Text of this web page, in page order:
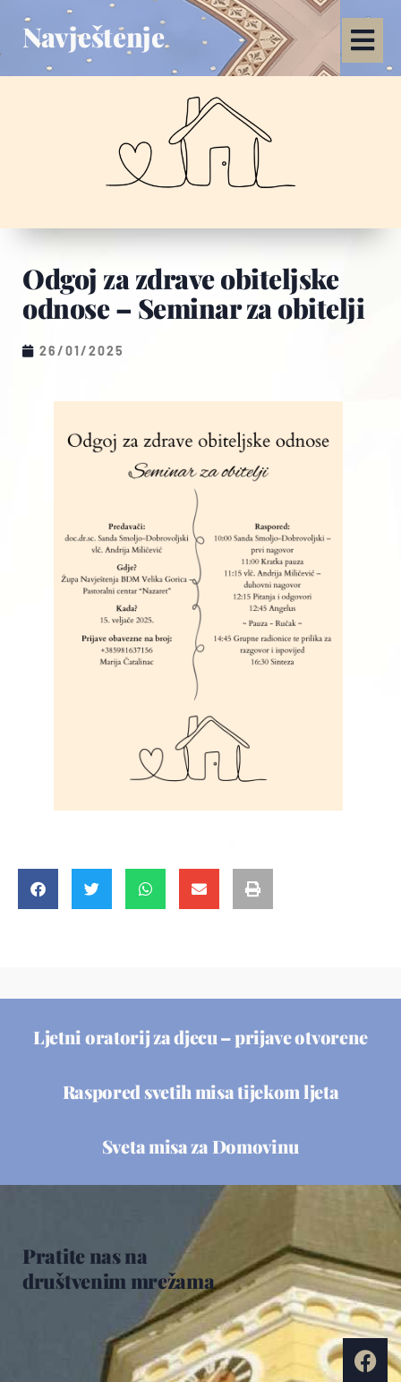
Navještenje
Odgoj za zdrave obiteljske
odnose – Seminar za obitelji
26/01/2025
Ljetni oratorij za djecu – prijave otvorene
Raspored svetih misa tijekom ljeta
Sveta misa za Domovinu
Pratite nas na
društvenim mrežama